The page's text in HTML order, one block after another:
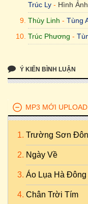
Trúc Ly - Hình
Thùy Linh - Tùng
Trúc Phương -
Ý KIẾN BÌNH LUẬN
MP3 MỚI UPLOAD
Trường Sơn
Ngày Về
Áo Lụa Hà Đông
Chân Trời Tím